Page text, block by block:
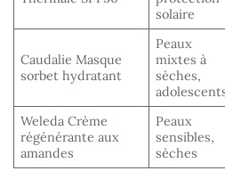
solaire
Caudalie Masque
sorbet hydratant
Peaux
mixtes à
sèches,
Weleda Crème
régénérante aux
amandes
Peaux
sensibles,
sèches